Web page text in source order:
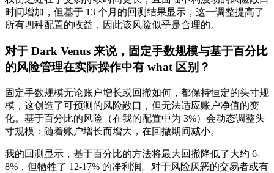
时间增加，但基于 13 个月的回测结果显示，这一调整提高了
所有四种配置的收益，因此该风险似乎是合理的。
对于 Dark Venus 来说，固定手数规模与基于百分比
的风险管理在实际操作中有 what 区别？
固定手数规模无论账户增长或回撤如何，都保持恒定的头寸规
模，这创造了可预测的风险敞口，但无法适应账户净值的变
化。基于百分比的风险（在我的配置中为 3%）会动态调整头
寸规模：随着账户增长而增大，在回撤期间减小。
我的回测显示，基于百分比的方法将最大回撤降低了大约 6-
8%，但牺牲了 12-17% 的净利润。对于风险厌恶的交易者或有